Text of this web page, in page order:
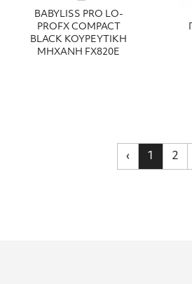
BABYLISS PRO LO-
PROFX COMPACT
BLACK ΚΟΥΡΕΥΤΙΚΗ
ΜΗΧΑΝΗ FX820E
‹ 1 2